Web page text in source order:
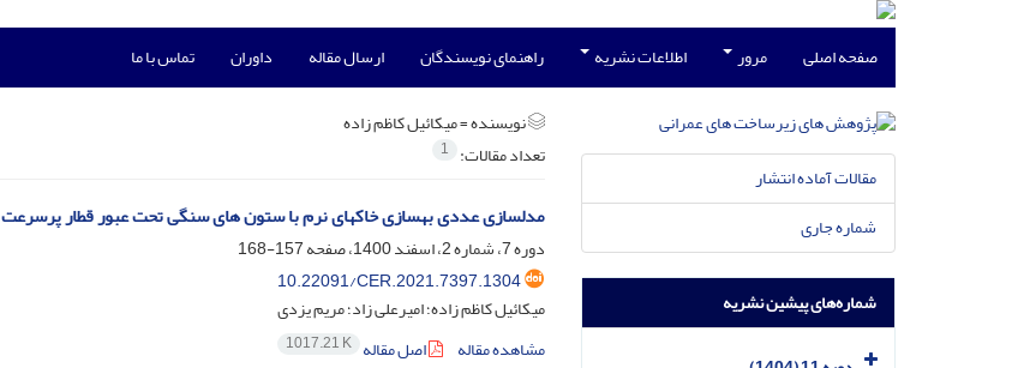
صفحه اصلی مرور اطلاعات نشریه راهنمای نویسندگان ارسال مقاله داوران تماس با ما
نویسنده =میکائیل کاظم زاده
تعداد مقالات: 1
مدلسازی عددی بهسازی خاکهای نرم با ستون های سنگی تحت عبور قطار پرسرعت
دوره 7، شماره 2، اسفند 1400، صفحه
157-168
10.22091/CER.2021.7397.1304
میکائیل کاظم زاده؛ امیرعلی زاد؛ مریم یزدی
مشاهده مقاله
اصل مقاله 1017.21 K
مقالات آماده انتشار
شماره جاری
شماره‌های پیشین نشریه